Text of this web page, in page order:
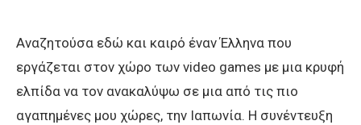
Αναζητούσα εδώ και καιρό έναν Έλληνα που
εργάζεται στον χώρο των video games με μια κρυφή
ελπίδα να τον ανακαλύψω σε μια από τις πιο
αγαπημένες μου χώρες, την Ιαπωνία. Η συνέντευξη